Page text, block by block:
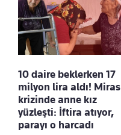
10 daire beklerken 17
milyon lira aldı! Miras
krizinde anne kız
yüzleşti: İftira atıyor,
parayı o harcadı